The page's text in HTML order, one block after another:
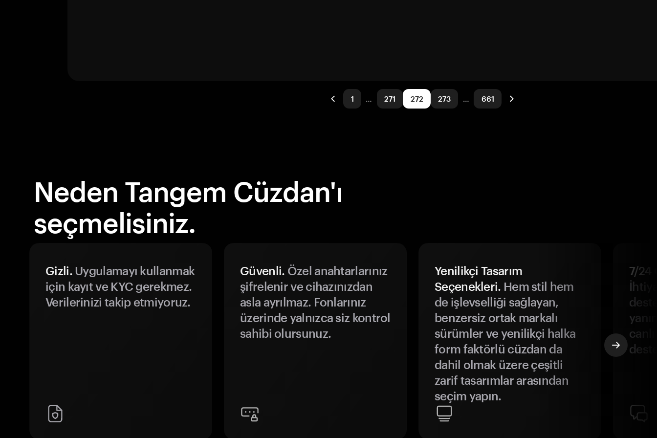
1 … 271 272 273 … 661
Neden Tangem Cüzdan'ı
seçmelisiniz.
Gizli.Uygulamayı kullanmak
için kayıt ve KYC gerekmez.
Verilerinizi takip etmiyoruz.
Güvenli. Özel anahtarlarınız
şifrelenir ve cihazınızdan
asla ayrılmaz. Fonlarınız
üzerinde yalnızca siz kontrol
sahibi olursunuz.
Yenilikçi Tasarım
Seçenekleri. Hem stil hem
de işlevselliği sağlayan,
benzersiz ortak markalı
sürümler ve yenilikçi halka
form faktörlü cüzdan da
dahil olmak üzere çeşitli
zarif tasarımlar arasından
seçim yapın.
7/24